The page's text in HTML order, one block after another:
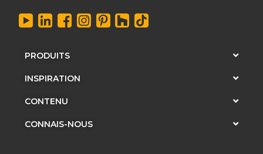
PRODUITS
INSPIRATION
CONTENU
CONNAIS-NOUS